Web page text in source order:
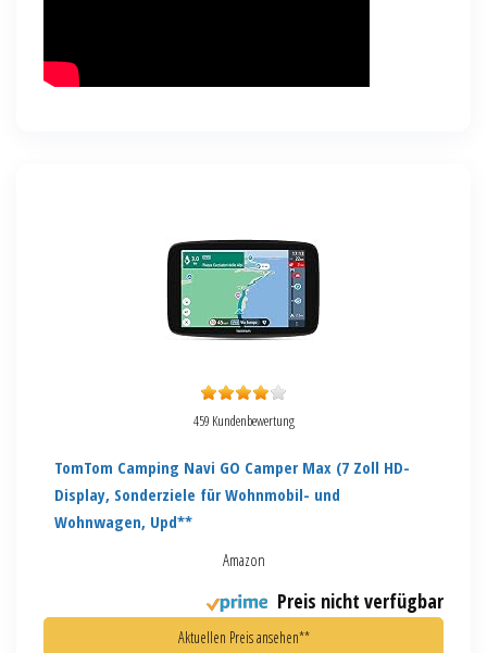
459 Kundenbewertung
TomTom Camping Navi GO Camper Max (7 Zoll HD-
Display, Sonderziele für Wohnmobil- und
Wohnwagen, Upd**
Amazon
Preis nicht verfügbar
Aktuellen Preis ansehen**